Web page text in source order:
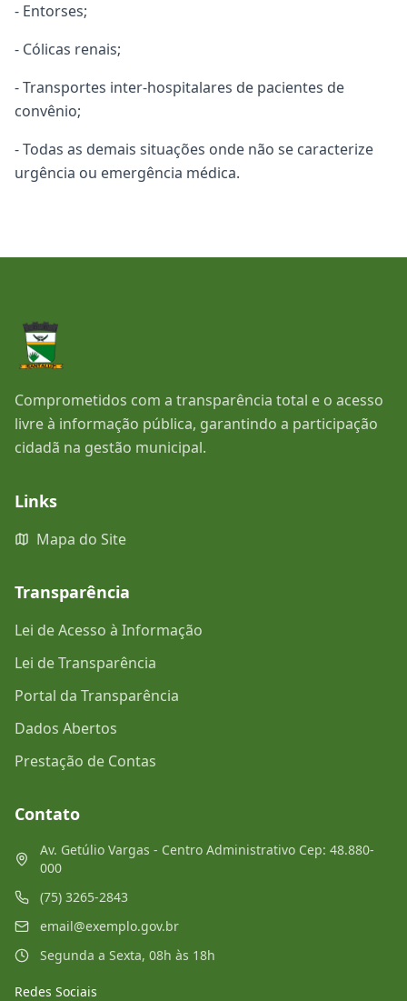
- Entorses;
- Cólicas renais;
- Transportes inter-hospitalares de pacientes de
convênio;
- Todas as demais situações onde não se caracterize
urgência ou emergência médica.
Comprometidos com a transparência total e o acesso
livre à informação pública, garantindo a participação
cidadã na gestão municipal.
Links
Mapa do Site
Transparência
Lei de Acesso à Informação
Lei de Transparência
Portal da Transparência
Dados Abertos
Prestação de Contas
Contato
Av. Getúlio Vargas - Centro Administrativo Cep: 48.880-
000
(75) 3265-2843
email@exemplo.gov.br
Segunda a Sexta, 08h às 18h
Redes Sociais